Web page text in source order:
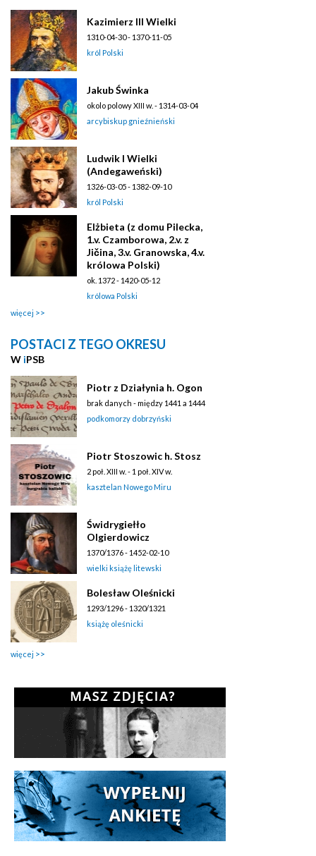
Kazimierz III Wielki
1310-04-30 - 1370-11-05
król Polski
Jakub Świnka
okolo polowy XIII w. - 1314-03-04
arcybiskup gnieźnieński
Ludwik I Wielki
(Andegaweński)
1326-03-05 - 1382-09-10
król Polski
Elżbieta (z domu Pilecka,
1.v. Czamborowa, 2.v. z
Jičina, 3.v. Granowska, 4.v.
królowa Polski)
ok. 1372 - 1420-05-12
królowa Polski
więcej
POSTACI Z TEGO OKRESU
W iPSB
Piotr z Działynia h. Ogon
brak danych - między 1441 a 1444
podkomorzy dobrzyński
Piotr Stoszowic h. Stosz
2 poł. XIII w. - 1 poł. XIV w.
kasztelan Nowego Miru
Świdrygiełło
Olgierdowicz
1370/1376 - 1452-02-10
wielki książę litewski
Bolesław Oleśnicki
1293/1296 - 1320/1321
książę oleśnicki
więcej